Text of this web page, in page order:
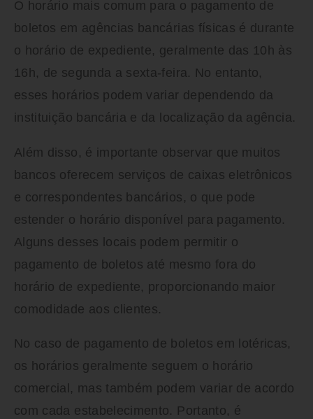
O horário mais comum para o pagamento de
boletos em agências bancárias físicas é durante
o horário de expediente, geralmente das 10h às
16h, de segunda a sexta-feira. No entanto,
esses horários podem variar dependendo da
instituição bancária e da localização da agência.
Além disso, é importante observar que muitos
bancos oferecem serviços de caixas eletrônicos
e correspondentes bancários, o que pode
estender o horário disponível para pagamento.
Alguns desses locais podem permitir o
pagamento de boletos até mesmo fora do
horário de expediente, proporcionando maior
comodidade aos clientes.
No caso de pagamento de boletos em lotéricas,
os horários geralmente seguem o horário
comercial, mas também podem variar de acordo
com cada estabelecimento. Portanto, é